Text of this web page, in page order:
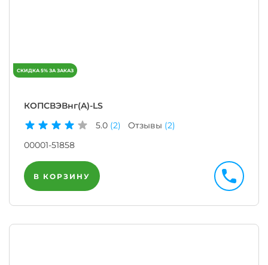
КОПСВЭВнг(A)-LS
5.0 (2) Отзывы (2)
00001-51858
В КОРЗИНУ